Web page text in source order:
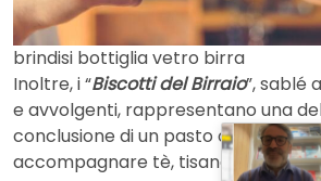
brindisi bottiglia vetro birra
Inoltre, i “Biscotti del Birraio”, sablé
e avvolgenti, rappresentano una
conclusione di un pasto o anche
accompagnare tè, tisane ocaffè.